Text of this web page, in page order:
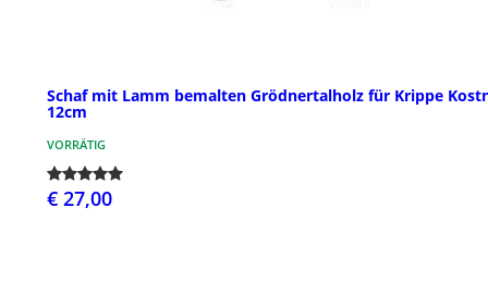
Schaf mit Lamm bemalten Grödnertalholz für Krippe
12cm
VORRÄTIG
€ 27,00